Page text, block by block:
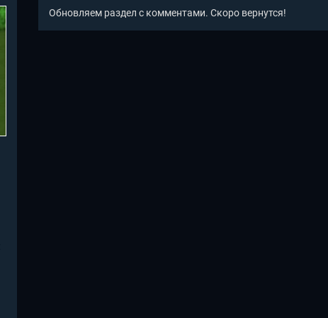
Обновляем раздел с комментами. Скоро вернутся!